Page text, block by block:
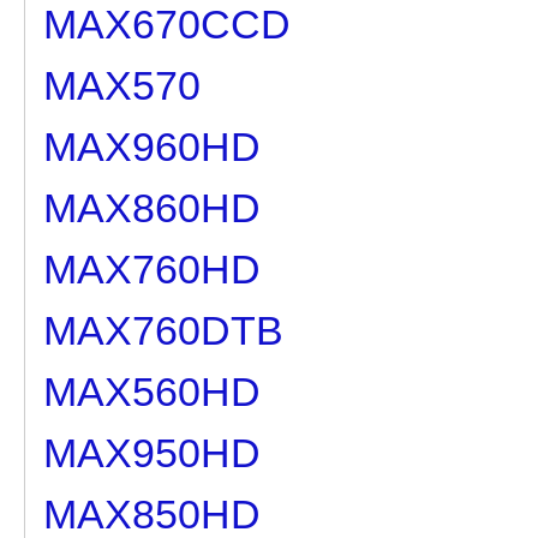
MAX670CCD
MAX570
MAX960HD
MAX860HD
MAX760HD
MAX760DTB
MAX560HD
MAX950HD
MAX850HD